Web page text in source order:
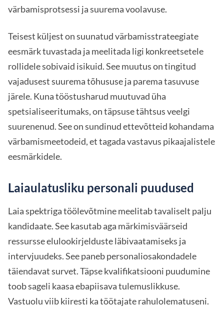
värbamisprotsessi ja suurema voolavuse.
Teisest küljest on suunatud värbamisstrateegiate
eesmärk tuvastada ja meelitada ligi konkreetsetele
rollidele sobivaid isikuid. See muutus on tingitud
vajadusest suurema tõhususe ja parema tasuvuse
järele. Kuna tööstusharud muutuvad üha
spetsialiseeritumaks, on täpsuse tähtsus veelgi
suurenenud. See on sundinud ettevõtteid kohandama
värbamismeetodeid, et tagada vastavus pikaajalistele
eesmärkidele.
Laiaulatusliku personali puudused
Laia spektriga töölevõtmine meelitab tavaliselt palju
kandidaate. See kasutab aga märkimisväärseid
ressursse elulookirjelduste läbivaatamiseks ja
intervjuudeks. See paneb personaliosakondadele
täiendavat survet. Täpse kvalifikatsiooni puudumine
toob sageli kaasa ebapiisava tulemuslikkuse.
Vastuolu viib kiiresti ka töötajate rahulolematuseni.